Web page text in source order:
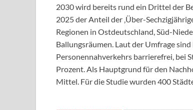
2030 wird bereits rund ein Drittel der
2025 der Anteil der ‚Über-
Regionen in Ostdeutschland, Süd-
Ballungsräumen. Laut der Umfrage
Personennahverkehrs barrierefrei, bei
Prozent. Als Hauptgrund für den
Mittel. Für die Studie wurden 400